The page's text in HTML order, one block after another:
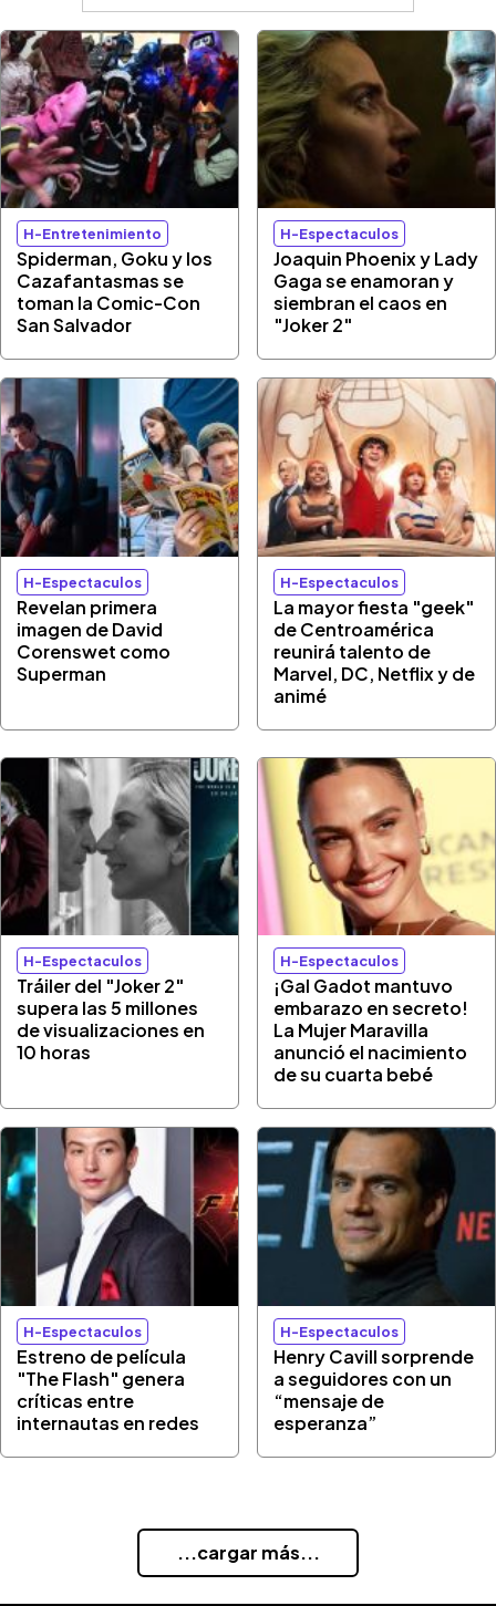
H-Entretenimiento
Spiderman, Goku y los
Cazafantasmas se
toman la Comic-Con
San Salvador
H-Espectaculos
Joaquin Phoenix y Lady
Gaga se enamoran y
siembran el caos en
"Joker 2"
H-Espectaculos
Revelan primera
imagen de David
Corenswet como
Superman
H-Espectaculos
La mayor fiesta "geek"
de Centroamérica
reunirá talento de
Marvel, DC, Netflix y de
animé
H-Espectaculos
Tráiler del "Joker 2"
supera las 5 millones
de visualizaciones en
10 horas
H-Espectaculos
¡Gal Gadot mantuvo
embarazo en secreto!
La Mujer Maravilla
anunció el nacimiento
de su cuarta bebé
H-Espectaculos
Estreno de película
"The Flash" genera
críticas entre
internautas en redes
H-Espectaculos
Henry Cavill sorprende
a seguidores con un
“mensaje de
esperanza”
...cargar más...